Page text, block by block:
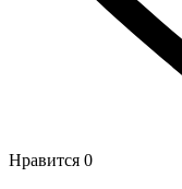
Нравится 0